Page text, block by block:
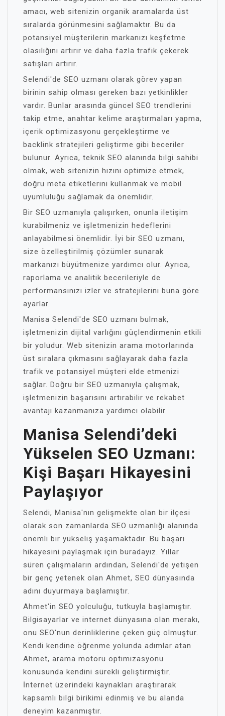
amacı, web sitenizin organik aramalarda üst
sıralarda görünmesini sağlamaktır. Bu da
potansiyel müşterilerin markanızı keşfetme
olasılığını artırır ve daha fazla trafik çekerek
satışları artırır.
Selendi'de SEO uzmanı olarak görev yapan
birinin sahip olması gereken bazı yetkinlikler
vardır. Bunlar arasında güncel SEO trendlerini
takip etme, anahtar kelime araştırmaları yapma,
içerik optimizasyonu gerçekleştirme ve
backlink stratejileri geliştirme gibi beceriler
bulunur. Ayrıca, teknik SEO alanında bilgi sahibi
olmak, web sitenizin hızını optimize etmek,
doğru meta etiketlerini kullanmak ve mobil
uyumluluğu sağlamak da önemlidir.
Bir SEO uzmanıyla çalışırken, onunla iletişim
kurabilmeniz ve işletmenizin hedeflerini
anlayabilmesi önemlidir. İyi bir SEO uzmanı,
size özelleştirilmiş çözümler sunarak
markanızı büyütmenize yardımcı olur. Ayrıca,
raporlama ve analitik becerileriyle de
performansınızı izler ve stratejilerini buna göre
ayarlar.
Manisa Selendi'de SEO uzmanı bulmak,
işletmenizin dijital varlığını güçlendirmenin etkili
bir yoludur. Web sitenizin arama motorlarında
üst sıralara çıkmasını sağlayarak daha fazla
trafik ve potansiyel müşteri elde etmenizi
sağlar. Doğru bir SEO uzmanıyla çalışmak,
işletmenizin başarısını artırabilir ve rekabet
avantajı kazanmanıza yardımcı olabilir.
Manisa Selendi’deki
Yükselen SEO Uzmanı:
Kişi Başarı Hikayesini
Paylaşıyor
Selendi, Manisa'nın gelişmekte olan bir ilçesi
olarak son zamanlarda SEO uzmanlığı alanında
önemli bir yükseliş yaşamaktadır. Bu başarı
hikayesini paylaşmak için buradayız. Yıllar
süren çalışmaların ardından, Selendi'de yetişen
bir genç yetenek olan Ahmet, SEO dünyasında
adını duyurmaya başlamıştır.
Ahmet'in SEO yolculuğu, tutkuyla başlamıştır.
Bilgisayarlar ve internet dünyasına olan merakı,
onu SEO'nun derinliklerine çeken güç olmuştur.
Kendi kendine öğrenme yolunda adımlar atan
Ahmet, arama motoru optimizasyonu
konusunda kendini sürekli geliştirmiştir.
İnternet üzerindeki kaynakları araştırarak
kapsamlı bilgi birikimi edinmiş ve bu alanda
deneyim kazanmıştır.